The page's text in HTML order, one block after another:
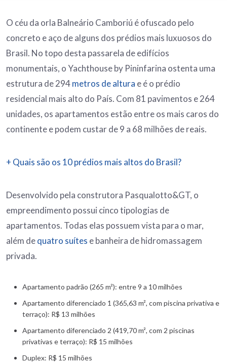
O céu da orla Balneário Camboriú é ofuscado pelo
concreto e aço de alguns dos prédios mais luxuosos do
Brasil. No topo desta passarela de edifícios
monumentais, o Yachthouse by Pininfarina ostenta uma
estrutura de 294metros de altura e é o prédio
residencial mais alto do País. Com 81 pavimentos e 264
unidades, os apartamentos estão entre os mais caros do
continente e podem custar de 9 a 68 milhões de reais.
+ Quais são os 10 prédios mais altos do Brasil?
Desenvolvido pela construtora Pasqualotto&GT, o
empreendimento possui cinco tipologias de
apartamentos. Todas elas possuem vista para o mar,
além dequatro suítes e banheira de hidromassagem
privada.
Apartamento padrão (265 m²): entre 9 a 10 milhões
Apartamento diferenciado 1 (365,63 m², com piscina privativa e
terraço): R$ 13 milhões
Apartamento diferenciado 2 (419,70 m², com 2 piscinas
privativas e terraço): R$ 15 milhões
Duplex: R$ 15 milhões